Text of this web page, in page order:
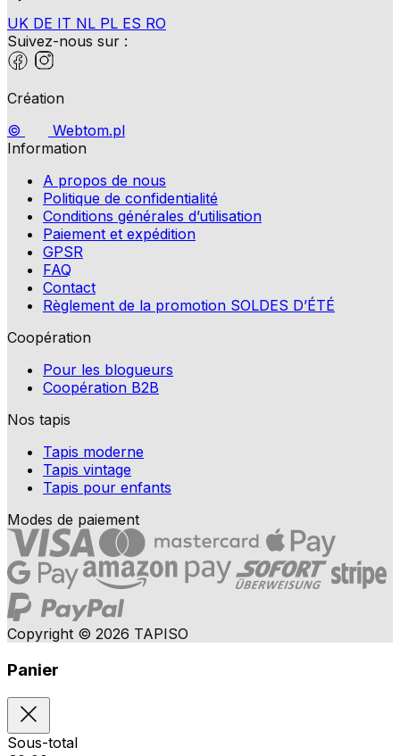
UK DE IT NL PL ES RO
Suivez-nous sur :
Création
©
Webtom.pl
Information
A propos de nous
Politique de confidentialité
Conditions générales d’utilisation
Paiement et expédition
GPSR
FAQ
Contact
Règlement de la promotion SOLDES D’ÉTÉ
Coopération
Pour les blogueurs
Coopération B2B
Nos tapis
Tapis moderne
Tapis vintage
Tapis pour enfants
Modes de paiement
Copyright © 2026 TAPISO
Panier
Sous-total